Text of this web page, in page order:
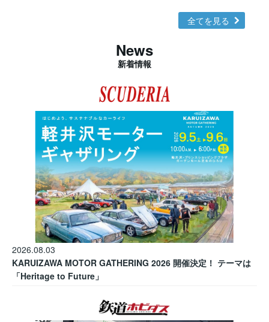
全てを見る
News
新着情報
2026.08.03
KARUIZAWA MOTOR GATHERING 2026 開催決定！ テーマは
「Heritage to Future」